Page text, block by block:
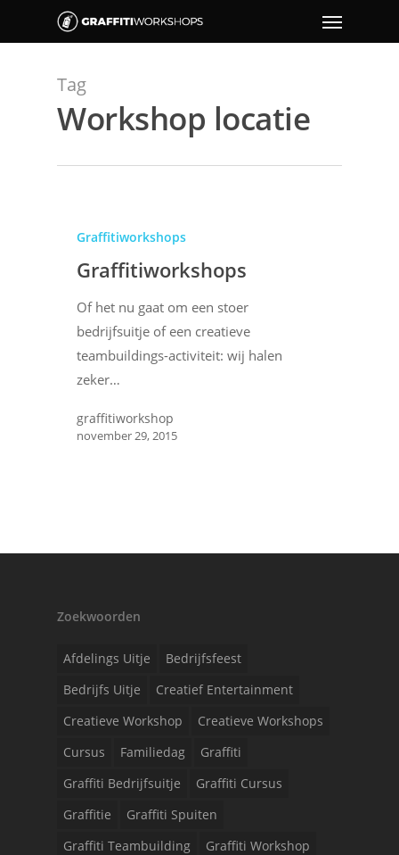
Tag
Workshop locatie
Graffitiworkshops
Graffitiworkshops
Of het nu gaat om een stoer
bedrijfsuitje of een creatieve
teambuildings-activiteit: wij halen
zeker…
graffitiworkshop
november 29, 2015
Zoekwoorden
Afdelings Uitje
Bedrijfsfeest
Bedrijfs Uitje
Creatief Entertainment
Creatieve Workshop
Creatieve Workshops
Cursus
Familiedag
Graffiti
Graffiti Bedrijfsuitje
Graffiti Cursus
Graffitie
Graffiti Spuiten
Graffiti Teambuilding
Graffiti Workshop